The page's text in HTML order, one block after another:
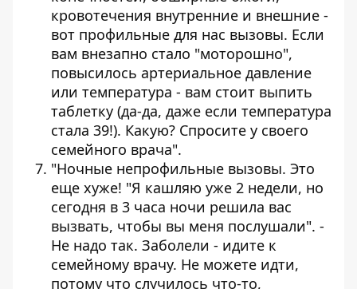
кровотечения внутренние и внешние -
вот профильные для нас вызовы. Если
вам внезапно стало "моторошно",
повысилось артериальное давление
или температура - вам стоит выпить
таблетку (да-да, даже если температура
стала 39!). Какую? Спросите у своего
семейного врача".
"Ночные непрофильные вызовы. Это
еще хуже! "Я кашляю уже 2 недели, но
сегодня в 3 часа ночи решила вас
вызвать, чтобы вы меня послушали". -
Не надо так. Заболели - идите к
семейному врачу. Не можете идти,
потому что случилось что-то,